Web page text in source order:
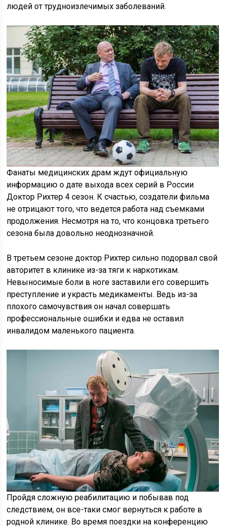
людей от трудноизлечимых заболеваний.
Фанаты медицинских драм ждут официальную
информацию о дате выхода всех серий в России
Доктор Рихтер 4 сезон. К счастью, создатели фильма
не отрицают того, что ведется работа над съемками
продолжения. Несмотря на то, что концовка третьего
сезона была довольно неоднозначной.
В третьем сезоне доктор Рихтер сильно подорвал свой
авторитет в клинике из-за тяги к наркотикам.
Невыносимые боли в ноге заставили его совершить
преступление и украсть медикаменты. Ведь из-за
плохого самочувствия он начал совершать
профессиональные ошибки и едва не оставил
инвалидом маленького пациента.
Пройдя сложную реабилитацию и побывав под
следствием, он все-таки смог вернуться к работе в
родной клинике. Во время поездки на конференцию